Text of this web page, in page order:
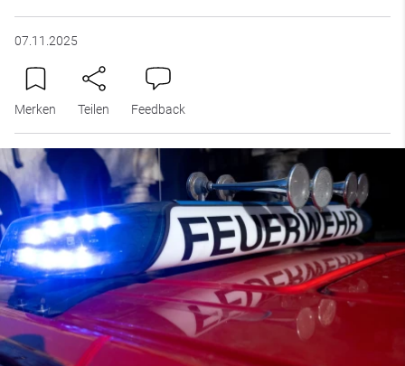
07.11.2025
Merken Teilen Feedback